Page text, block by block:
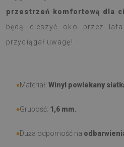
przestrzeń komfortową dla
będą cieszyć oko przez
przyciągał uwagę!
♦Materiał: Winyl powlekany
♦Grubość: 1,6 mm.
♦Duża odporność na